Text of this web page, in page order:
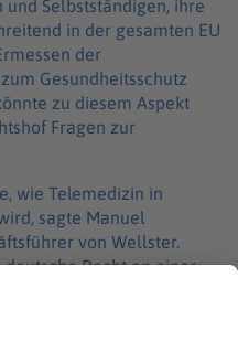
Selbstständigen, ihre
in der gesamten EU
der
Gesundheitsschutz
zu diesem Aspekt
Fragen zur
wie Telemedizin in
sagte Manuel
von Wellster.
deutsche Recht an einer
kollidiert. Wenn wir
wollen, brauchen wir